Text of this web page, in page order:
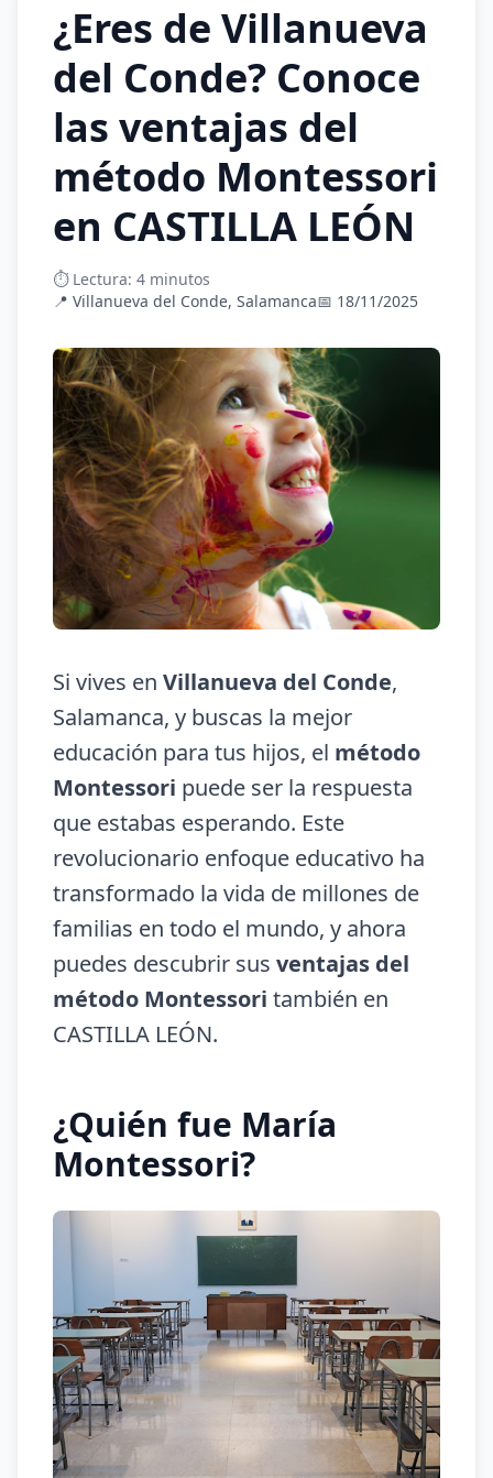
¿Eres de Villanueva
del Conde? Conoce
las ventajas del
método Montessori
en CASTILLA LEÓN
⏱️ Lectura: 4 minutos
📍 Villanueva del Conde, Salamanca📅 18/11/2025
Si vives en Villanueva del Conde,
Salamanca, y buscas la mejor
educación para tus hijos, el método
Montessori puede ser la respuesta
que estabas esperando. Este
revolucionario enfoque educativo ha
transformado la vida de millones de
familias en todo el mundo, y ahora
puedes descubrir sus ventajas del
método Montessori también en
CASTILLA LEÓN.
¿Quién fue María
Montessori?